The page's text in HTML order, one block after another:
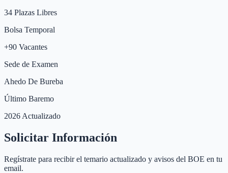
34 Plazas Libres
Bolsa Temporal
+90 Vacantes
Sede de Examen
Ahedo De Bureba
Último Baremo
2026 Actualizado
Solicitar Información
Regístrate para recibir el temario actualizado y avisos del BOE en tu
email.